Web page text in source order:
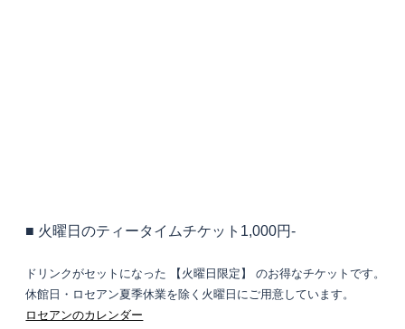
■ 火曜日のティータイムチケット1,000円-
ドリンクがセットになった 【火曜日限定】 のお得なチケットです。
休館日・ロセアン夏季休業を除く火曜日にご用意しています。
ロセアンのカレンダー